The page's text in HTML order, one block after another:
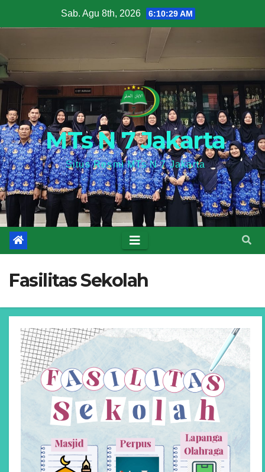
to
Sab. Agu 8th, 2026 6:10:30 AM
MTs N 7 Jakarta
Situs Resmi MTs N 7 Jakarta
Fasilitas Sekolah